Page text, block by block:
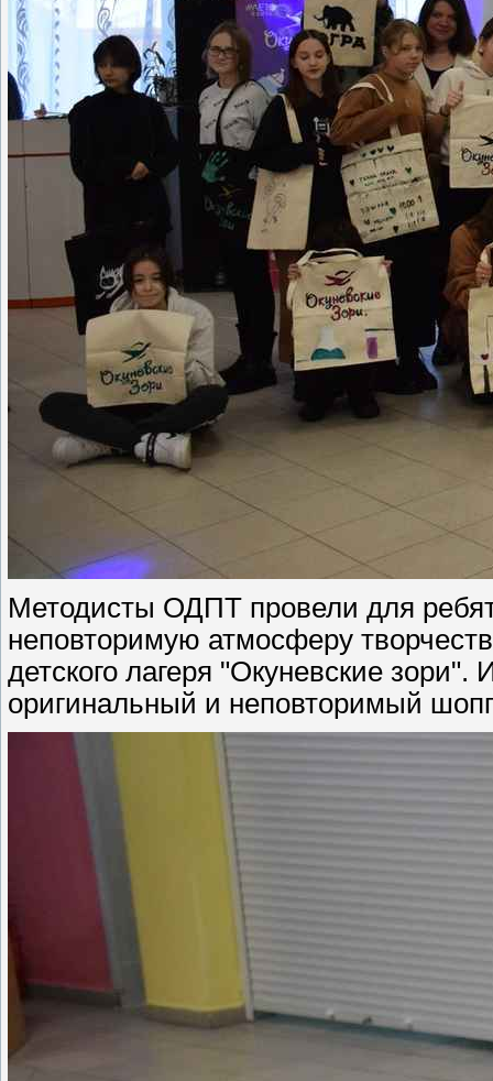
Методисты ОДПТ провели для
неповторимую атмосферу
детского лагеря "Окуневские
оригинальный и неповторимый